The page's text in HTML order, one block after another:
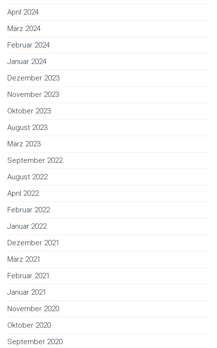
April 2024
März 2024
Februar 2024
Januar 2024
Dezember 2023
November 2023
Oktober 2023
August 2023
März 2023
September 2022
August 2022
April 2022
Februar 2022
Januar 2022
Dezember 2021
März 2021
Februar 2021
Januar 2021
November 2020
Oktober 2020
September 2020